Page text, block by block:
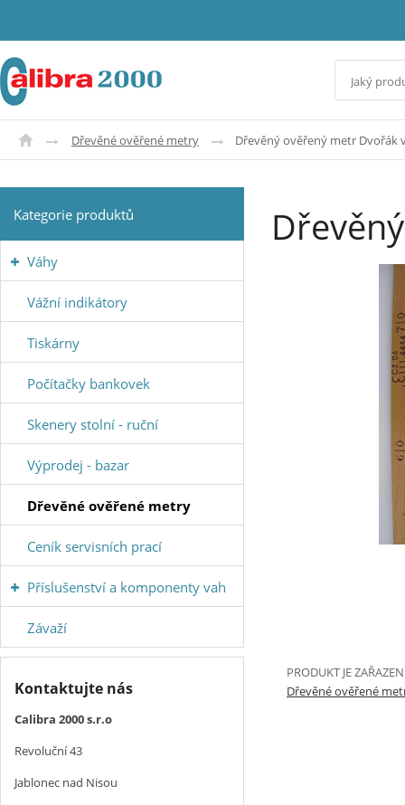
Dřevěné ověřené metry Dřevěný ověřený metr Dvořák
PRODUKT JE
Dřevěné ověřené
Kategorie produktů
Váhy
Vážní indikátory
Tiskárny
Počítačky bankovek
Skenery stolní - ruční
Výprodej - bazar
Dřevěné ověřené metry
Ceník servisních prací
Příslušenství a komponenty vah
Závaží
Kontaktujte nás
Calibra 2000 s.r.o
Revoluční 43
Jablonec nad Nisou